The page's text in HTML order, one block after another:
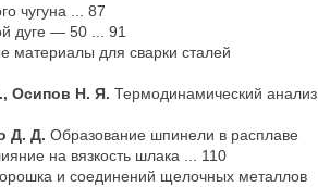
чугуна ... 87
дуге — 50 ... 91
материалы для сварки сталей
Осипов Н. Я. Термодинамический анализ
Д. Д. Образование шпинели в расплаве
на вязкость шлака ... 110
и соединений щелочных металлов